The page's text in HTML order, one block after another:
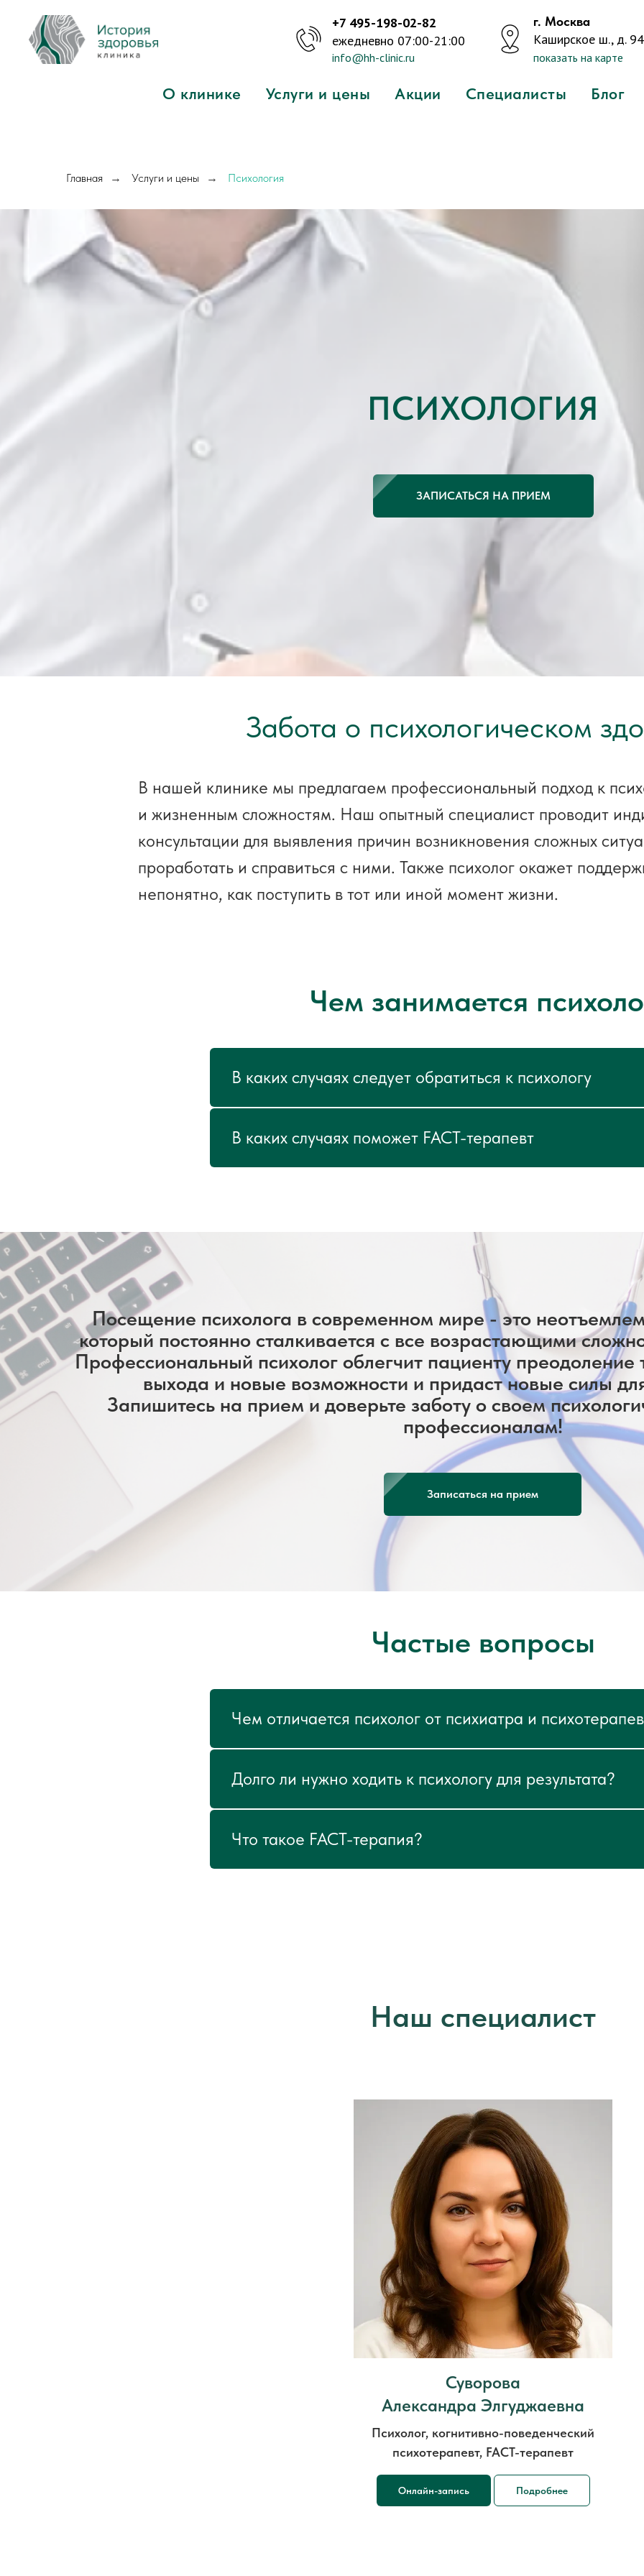
О клинике Услуги и цены Акции Специалисты Блог
+7 495-198-02-82
ежедневно 07:00-21:00
info@hh-clinic.ru
г. Москва
Каширское ш., д.
показать на карте
Главная → Услуги и цены → Психология
ПСИХОЛОГИЯ
ЗАПИСАТЬСЯ НА ПРИЕМ
Забота о психологическом
В нашей клинике мы предлагаем профессиональный подход к
и жизненным сложностям. Наш опытный специалист проводит
консультации для выявления причин возникновения сложных
проработать и справиться с ними. Также психолог окажет
непонятно, как поступить в тот или иной момент жизни.
Чем занимается
В каких случаях следует обратиться к психологу
В каких случаях поможет FACT-терапевт
Посещение психолога в современном мире - это
который постоянно сталкивается с все возрастающими
Профессиональный психолог облегчит пациенту преодоление
выхода и новые возможности и придаст новые силы
Запишитесь на прием и доверьте заботу о своем
профессионалам!
Записаться на прием
Частые вопросы
Чем отличается психолог от психиатра и
Долго ли нужно ходить к психологу для результата?
Что такое FACT-терапия?
Наш специалист
Суворова
Александра Элгуджаевна
Психолог, когнитивно-поведенческий
психотерапевт, FACT-терапевт
Онлайн-запись Подробнее